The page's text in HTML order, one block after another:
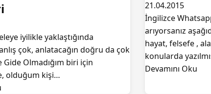
iyilikle yaklaştığında
çok, anlatacağın doğru da çok
Olmadığım biri için
olduğum kişi…
21.04.2015
İngilizce
arıyorsanız
hayat, felsefe ,
konularda
Devamını Oku